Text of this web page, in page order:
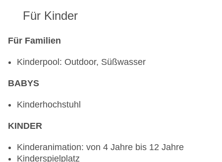
Für Kinder
Für Familien
Kinderpool: Outdoor, Süßwasser
BABYS
Kinderhochstuhl
KINDER
Kinderanimation: von 4 Jahre bis 12 Jahre
Kinderspielplatz